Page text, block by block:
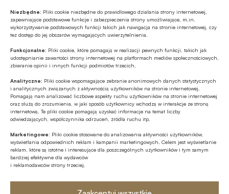
Niezbędne: Pliki cookie niezbędne do prawidłowego działania strony internetowej,
zapewniające podstawowe funkcje i zabezpieczenia strony umożliwiające, m.in.
wykorzystywanie podstawowych funkcji takich jak nawigacja na stronie internetowej, czy
tez dostęp do jej obszarów wymagających uwierzytelnienia.
Funkcjonalne: Pliki cookie, które pomagają w realizacji pewnych funkcji, takich jak
udostępnianie zawartości strony internetowej na platformach mediów społecznościowych,
zbieranie opinii i innych funkcji podmiotów trzecich.
Analityczne: Pliki cookie wspomagające zebranie anonimowych danych statystycznych
i analitycznych związanych z aktywnością użytkowników na stronie internetowej.
Pomagają nam analizować liczbowe aspekty ruchu użytkowników na stronie internetowej
oraz służą do zrozumienia, w jaki sposób użytkownicy wchodzą w interakcje ze stroną
internetową. Te pliki cookie pomagają uzyskać informacje na temat liczby
odwiedzających, współczynnika odrzuceń, źródła ruchu itp.
Marketingowe: Pliki cookie stosowane do analizowania aktywności użytkowników,
wyświetlania odpowiednich reklam i kampanii marketingowych. Celem jest wyświetlanie
reklam, które są istotne i interesujące dla poszczególnych użytkowników i tym samym
bardziej efektywne dla wydawców
i reklamodawców strony trzeciej.
regulamin
Koszt wysłania SMSa to5zł
netto (6.15zł z VAT)
Wyślij SMSa o treści
PLAQC.CE78
91900